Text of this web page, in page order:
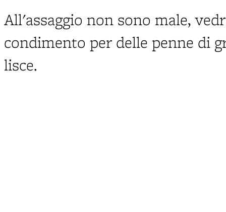
All'assaggio non sono male,
condimento per delle penne di
lisce.